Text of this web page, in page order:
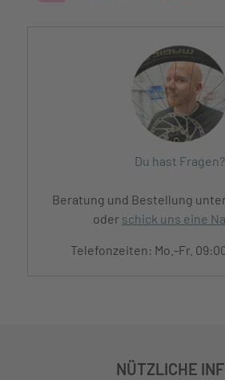
Du hast Fragen?
Beratung und Bestellung
oder schick uns eine
Telefonzeiten: Mo.-Fr.
NÜTZLICHE